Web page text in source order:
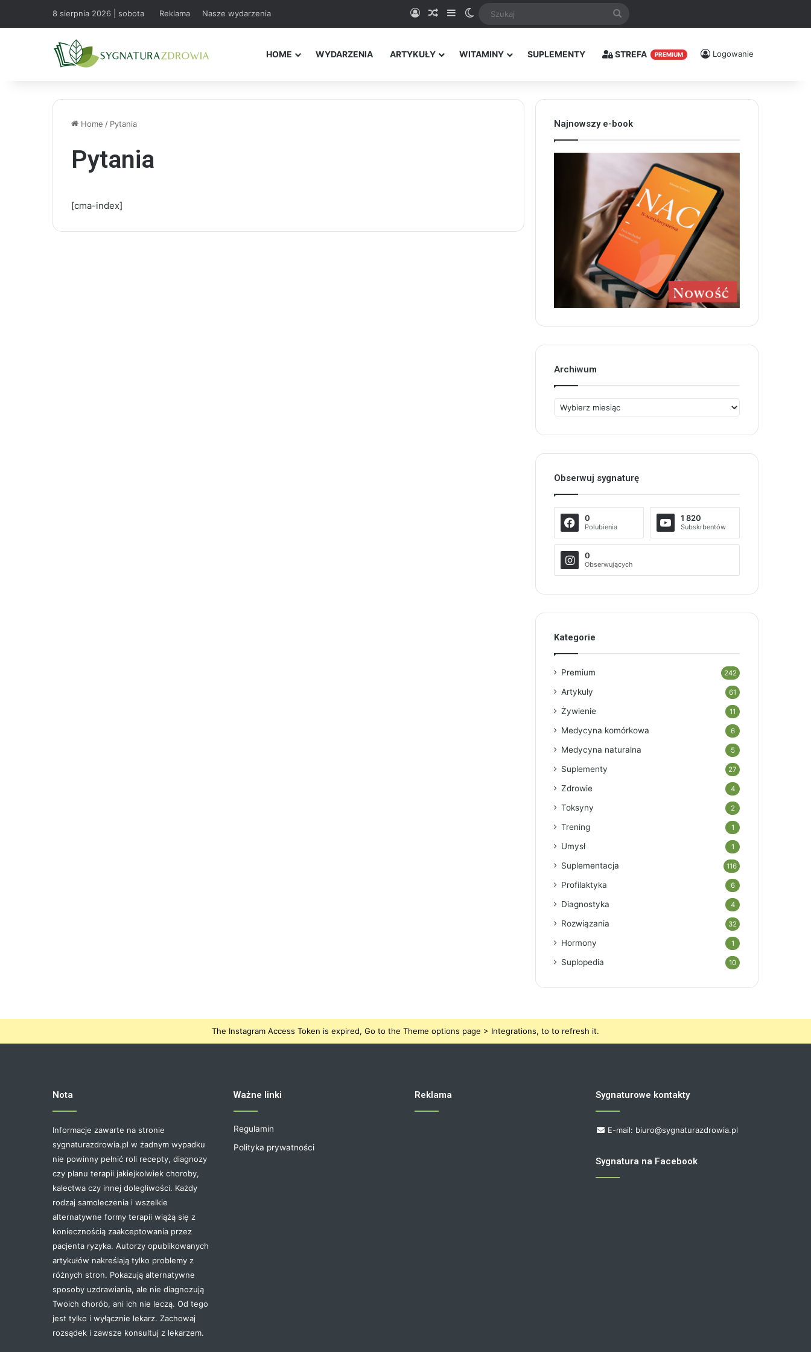
8 sierpnia 2026 | sobota Reklama Nasze wydarzenia Logowanie
Random Article
SidebarSwitch skin
HOME WYDARZENIA ARTYKUŁY WITAMINY SUPLEMENTY STREFA PREMIUM Logowanie
Home / Pytania
Pytania
[cma-index]
Najnowszy e-book
Archiwum
Archiwum
Obserwuj sygnaturę
0
Polubienia
1 820
Subskrbentów
0
Obserwujących
Kategorie
Premium 242
Artykuły 61
Żywienie 11
Medycyna komórkowa 6
Medycyna naturalna 5
Suplementy 27
Zdrowie 4
Toksyny 2
Trening 1
Umysł 1
Suplementacja 116
Profilaktyka 6
Diagnostyka 4
Rozwiązania 32
Hormony 1
Suplopedia 10
The Instagram Access Token is expired, Go to the Theme options page > Integrations, to to refresh it.
Nota
Informacje zawarte na stronie
sygnaturazdrowia.pl w żadnym wypadku
nie powinny pełnić roli recepty, diagnozy
czy planu terapii jakiejkolwiek choroby,
kalectwa czy innej dolegliwości. Każdy
rodzaj samoleczenia i wszelkie
alternatywne formy terapii wiążą się z
koniecznością zaakceptowania przez
pacjenta ryzyka. Autorzy opublikowanych
artykułów nakreślają tylko problemy z
różnych stron. Pokazują alternatywne
sposoby uzdrawiania, ale nie diagnozują
Twoich chorób, ani ich nie leczą. Od tego
jest tylko i wyłącznie lekarz. Zachowaj
rozsądek i zawsze konsultuj z lekarzem.
Ważne linki
Regulamin
Polityka prywatności
Reklama Sygnaturowe kontakty
E-mail: biuro@sygnaturazdrowia.pl
Sygnatura na Facebook